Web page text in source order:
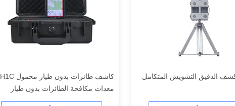
كاشف طائرات بدون طيار محمول H1C
معدات مكافحة الطائرات بدون طيار
للتعرف